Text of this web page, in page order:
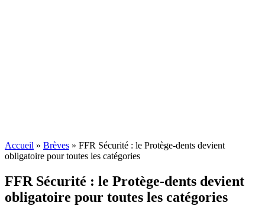
Accueil » Brèves » FFR Sécurité : le Protège-dents devient
obligatoire pour toutes les catégories
FFR Sécurité : le Protège-dents devient
obligatoire pour toutes les catégories